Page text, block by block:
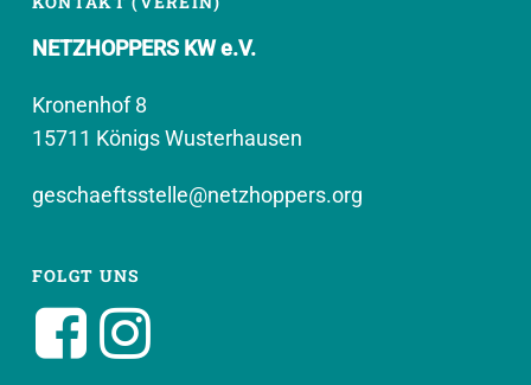
NETZHOPPERS KW e.V.
Kronenhof 8
15711 Königs Wusterhausen
geschaeftsstelle@netzhoppers.org
FOLGT UNS